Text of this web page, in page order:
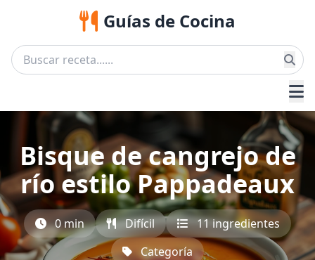
Guías de Cocina
Bisque de cangrejo de
río estilo Pappadeaux
0 min Difícil
11 ingredientes
Categoría